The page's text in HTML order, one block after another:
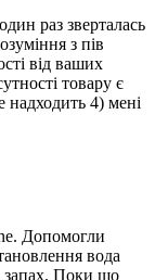
раз зверталась
з пів
від ваших
товару є
надходить 4) мені
Допомогли
вода
запах. Поки що